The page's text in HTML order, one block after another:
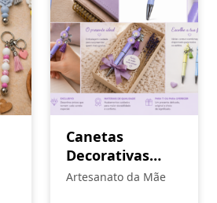
Canetas
Decorativas
Artesanais
Artesanato da Mãe